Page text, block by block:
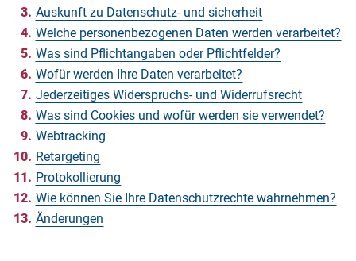
Auskunft zu Datenschutz- und sicherheit
Welche personenbezogenen Daten werden verarbeitet?
Was sind Pflichtangaben oder Pflichtfelder?
Wofür werden Ihre Daten verarbeitet?
Jederzeitiges Widerspruchs- und Widerrufsrecht
Was sind Cookies und wofür werden sie verwendet?
Webtracking
Retargeting
Protokollierung
Wie können Sie Ihre Datenschutzrechte wahrnehmen?
Änderungen